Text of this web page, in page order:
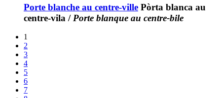
Porte blanche au centre-ville Pòrta blanca au
centre-vila / Porte blanque au centre-bile
1
2
3
4
5
6
7